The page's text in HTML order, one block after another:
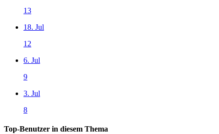
13
18. Jul
12
6. Jul
9
3. Jul
8
Top-Benutzer in diesem Thema